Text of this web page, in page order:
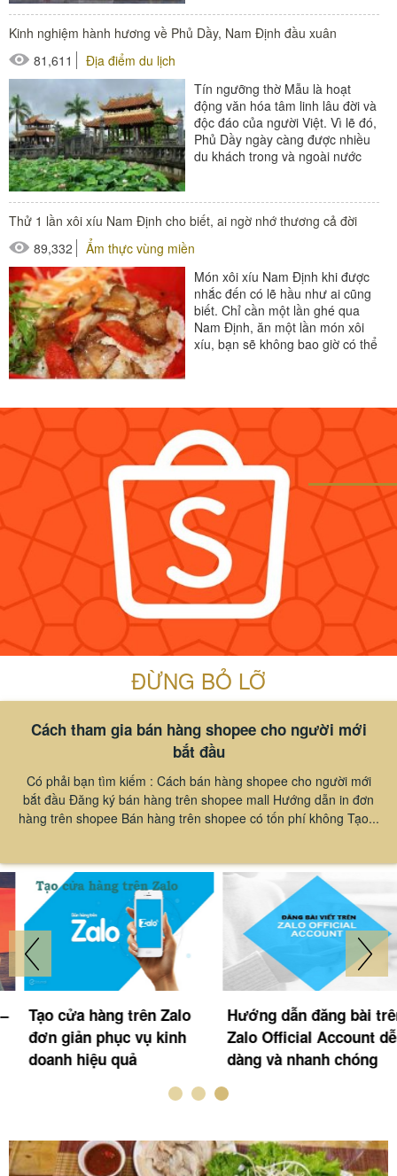
Kinh nghiệm hành hương về Phủ Dầy, Nam Định đầu xuân
81,611
Địa điểm du lịch
Tín ngưỡng thờ Mẫu là hoạt
động văn hóa tâm linh lâu đời và
độc đáo của người Việt. Vì lẽ đó,
Phủ Dầy ngày càng được nhiều
du khách trong và ngoài nước
Thử 1 lần xôi xíu Nam Định cho biết, ai ngờ nhớ thương cả đời
89,332
Ẩm thực vùng miền
Món xôi xíu Nam Định khi được
nhắc đến có lẽ hầu như ai cũng
biết. Chỉ cần một lần ghé qua
Nam Định, ăn một lần món xôi
xíu, bạn sẽ không bao giờ có thể
ĐỪNG BỎ LỠ
Cách tham gia bán hàng shopee cho người mới
bắt đầu
Có phải bạn tìm kiếm : Cách bán hàng shopee cho người mới
bắt đầu Đăng ký bán hàng trên shopee mall Hướng dẫn in đơn
hàng trên shopee Bán hàng trên shopee có tốn phí không Tạo...
Tạo cửa hàng trên Zalo
đơn giản phục vụ kinh
doanh hiệu quả
Hướng dẫn đăng bài trên
Zalo Official Account dễ
dàng và nhanh chóng